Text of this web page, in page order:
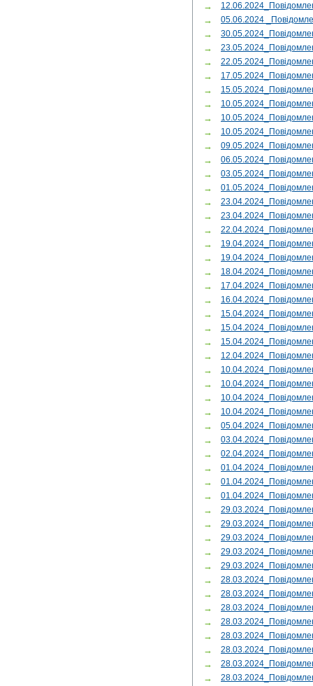
→
→ 05.06.2024
→
→
→
→
→
→
→
→
→
→
→
→
→
→
→
→
→
→
→
→
→
→
→
→
→
→
→
→
→
→
→
→
→
→
→
→
→
→
→
→
→
→
→
→
→
→
→